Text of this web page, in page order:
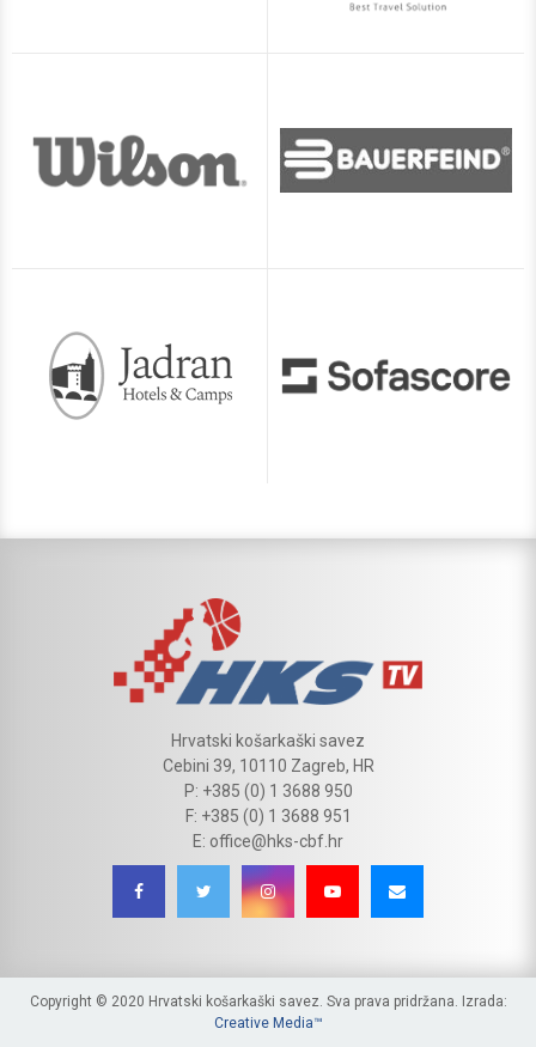
Hrvatski košarkaški savez
Cebini 39, 10110 Zagreb, HR
P: +385 (0) 1 3688 950
F: +385 (0) 1 3688 951
E: office@hks-cbf.hr
Copyright © 2020 Hrvatski košarkaški savez. Sva prava pridržana. Izrada:
Creative Media™